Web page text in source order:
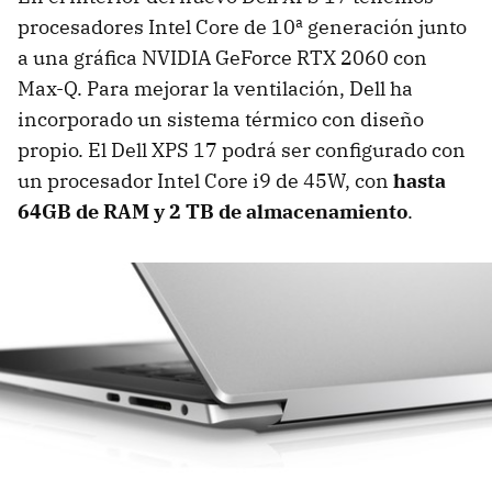
procesadores Intel Core de 10ª generación junto
a una gráfica NVIDIA GeForce RTX 2060 con
Max-Q. Para mejorar la ventilación, Dell ha
incorporado un sistema térmico con diseño
propio. El Dell XPS 17 podrá ser configurado con
un procesador Intel Core i9 de 45W, con hasta
64GB de RAM y 2 TB de almacenamiento.